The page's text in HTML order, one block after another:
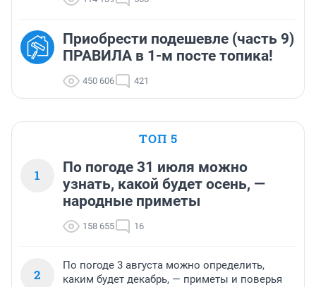
Приобрести подешевле (часть 9)
ПРАВИЛА в 1-м посте топика!
450 606 421
ТОП 5
1
По погоде 31 июля можно
узнать, какой будет осень, —
народные приметы
158 655 16
2
По погоде 3 августа можно определить,
каким будет декабрь, — приметы и поверья